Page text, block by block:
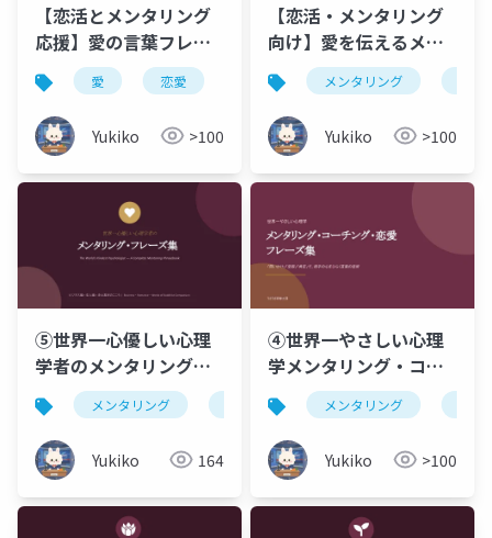
【恋活とメンタリング
応援】愛の言葉フレー
ズ集 科学的知見に基づ
く恋人コミュニケーシ
ョン＆メンタリング
愛 恋愛 メンタリング サイエンスコミュ
Yukiko >100
【恋活・メンタリング
向け】愛を伝えるメン
タリング名言集心理学
者・世界の賢者・女神
と菩薩のことばから、
口頭で届ける一言を
メンタリング
Yukiko >100
⑤世界一心優しい心理
学者のメンタリング・
フレーズ集ビジネス編
× 恋人編 × 浄土真宗の
こころ _ Business ・
Romance ・ Words of
Buddhist
Compassion
メンタリング
Yukiko 164
④世界一やさしい心理
学メンタリング・コー
チング・恋愛 フレーズ
集「問いかけ」「受
容」「肯定」で、相手
の心をひらく言葉の技
術 (20260805).pptx
メンタリング
Yukiko >100